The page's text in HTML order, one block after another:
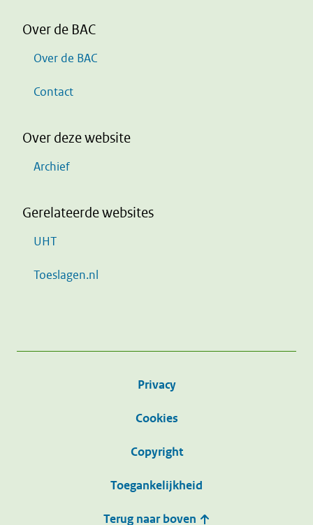
Over de BAC
Over de BAC
Contact
Over deze website
Archief
Gerelateerde websites
UHT
Toeslagen.nl
Privacy
Cookies
Copyright
Toegankelijkheid
Terug naar boven